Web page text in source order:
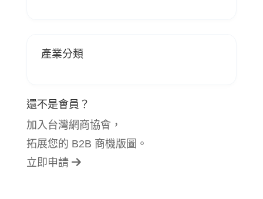
產業分類
還不是會員？
加入台灣網商協會，
拓展您的 B2B 商機版圖。
立即申請